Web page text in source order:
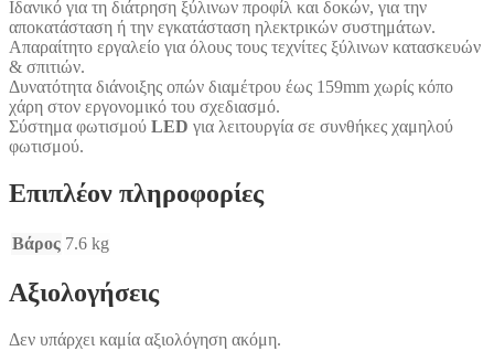
Ιδανικό για τη διάτρηση ξύλινων προφίλ και δοκών, για την
αποκατάσταση ή την εγκατάσταση ηλεκτρικών συστημάτων.
Απαραίτητο εργαλείο για όλους τους τεχνίτες ξύλινων κατασκευών
& σπιτιών.
Δυνατότητα διάνοιξης οπών διαμέτρου έως 159mm χωρίς κόπο
χάρη στον εργονομικό του σχεδιασμό.
Σύστημα φωτισμού LED για λειτουργία σε συνθήκες χαμηλού
φωτισμού.
Επιπλέον πληροφορίες
Βάρος 7.6 kg
Αξιολογήσεις
Δεν υπάρχει καμία αξιολόγηση ακόμη.